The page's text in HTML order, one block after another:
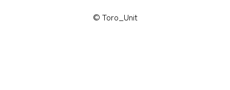
© Toro_Unit